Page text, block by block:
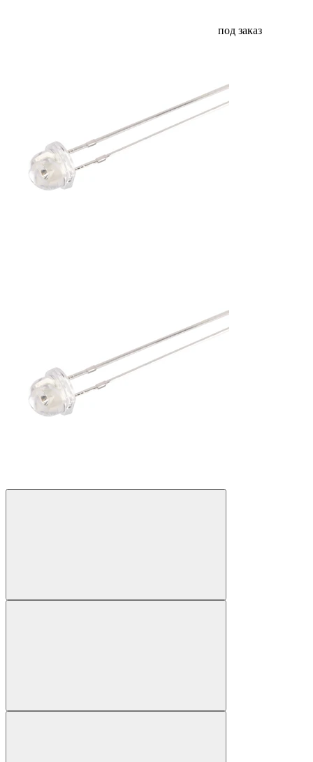
под заказ